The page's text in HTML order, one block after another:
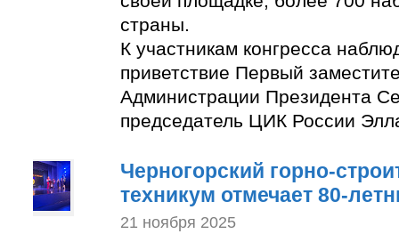
страны.
К участникам конгресса
приветствие Первый
Администрации Президента
председатель ЦИК России
Черногорский горно-
техникум отмечает 80-
21 ноября 2025